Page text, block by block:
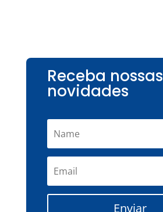
Receba nossas
novidades
Enviar